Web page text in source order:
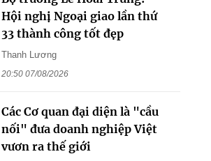
Hội nghị Ngoại giao lần thứ
33 thành công tốt đẹp
Thanh Lương
20:50 07/08/2026
Các Cơ quan đại diện là "cầu
nối" đưa doanh nghiệp Việt
vươn ra thế giới